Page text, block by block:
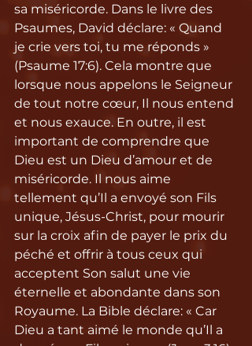
sa miséricorde. Dans le livre des
Psaumes, David déclare: « Quand
je crie vers toi, tu me réponds »
(Psaume 17:6). Cela montre que
lorsque nous appelons le Seigneur
de tout notre cœur, Il nous entend
et nous exauce. En outre, il est
important de comprendre que
Dieu est un Dieu d’amour et de
miséricorde. Il nous aime
tellement qu’Il a envoyé son Fils
unique, Jésus-Christ, pour mourir
sur la croix afin de payer le prix du
péché et offrir à tous ceux qui
acceptent Son salut une vie
éternelle et abondante dans son
Royaume. La Bible déclare: « Car
Dieu a tant aimé le monde qu’Il a